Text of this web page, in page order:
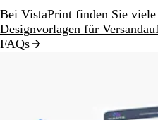
Bei VistaPrint finden Sie viele
Designvorlagen für
FAQs